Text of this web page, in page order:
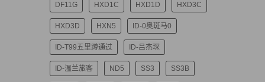
DF11G HXD1C HXD1D HXD3C
HXD3D HXN5 ID-0奥斑马0
ID-T99五里蹲通过 ID-吕杰琛
ID-温兰旅客 ND5 SS3 SS3B